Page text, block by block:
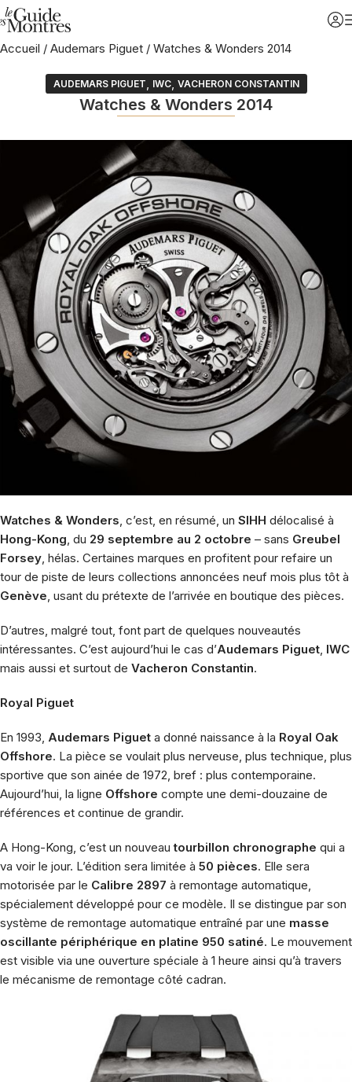
Accueil / Audemars Piguet / Watches & Wonders 2014
AUDEMARS PIGUET, IWC, VACHERON CONSTANTIN
Watches & Wonders 2014
Watches & Wonders , c’est, en résumé, un SIHH délocalisé à
Hong-Kong , du 29 septembre au 2 octobre – sans Greubel
Forsey , hélas. Certaines marques en profitent pour refaire un
tour de piste de leurs collections annoncées neuf mois plus tôt à
Genève , usant du prétexte de l’arrivée en boutique des pièces.
D’autres, malgré tout, font part de quelques nouveautés
intéressantes. C’est aujourd’hui le cas d’Audemars Piguet IWC
mais aussi et surtout de Vacheron Constantin.
Royal Piguet
En 1993, Audemars Piguet a donné naissance à la Royal Oak
Offshore. La pièce se voulait plus nerveuse, plus technique, plus
sportive que son ainée de 1972, bref : plus contemporaine.
Aujourd’hui, la ligne Offshore compte une demi-douzaine de
références et continue de grandir.
A Hong-Kong, c’est un nouveautourbillon chronographe qui a
va voir le jour. L’édition sera limitée à 50 pièces. Elle sera
motorisée par le Calibre 2897 à remontage automatique,
spécialement développé pour ce modèle. Il se distingue par son
système de remontage automatique entraîné par une masse
oscillante périphérique en platine 950 satiné. Le mouvement
est visible via une ouverture spéciale à 1 heure ainsi qu’à travers
le mécanisme de remontage côté cadran.